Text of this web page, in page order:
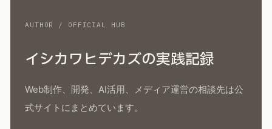
AUTHOR / OFFICIAL HUB
イシカワヒデカズの実践記録
Web制作、開発、AI活用、メディア運営の相談先は公
式サイトにまとめています。